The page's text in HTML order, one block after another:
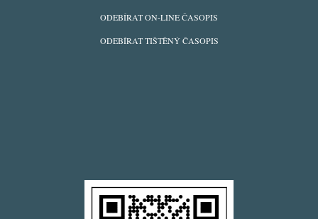
ODEBÍRAT ON-LINE ČASOPIS
ODEBÍRAT TIŠTĚNÝ ČASOPIS